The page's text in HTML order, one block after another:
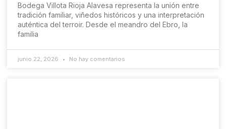
Bodega Villota Rioja Alavesa representa la unión entre
tradición familiar, viñedos históricos y una interpretación
auténtica del terroir. Desde el meandro del Ebro, la
familia
junio 22, 2026 No hay comentarios